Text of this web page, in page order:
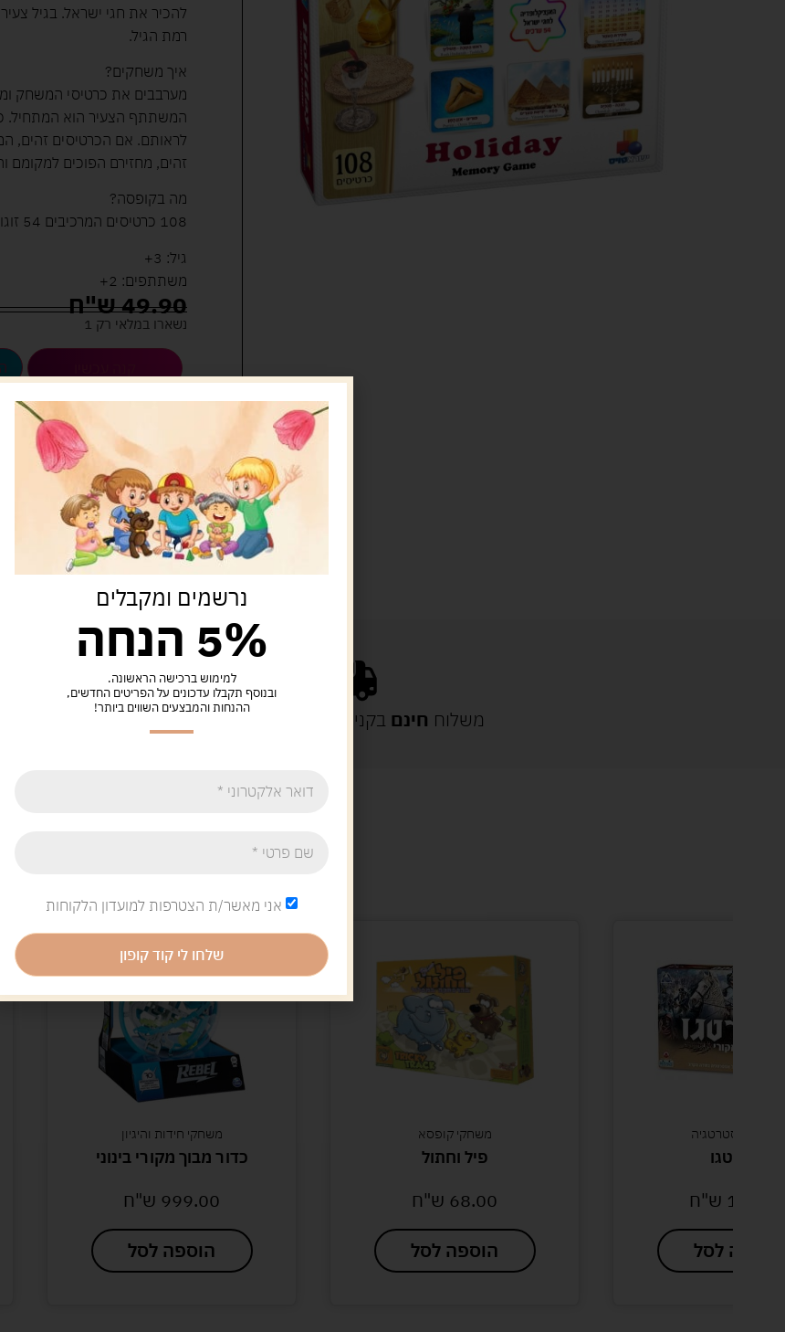
להכיר את חגי ישראל. בגיל
רמת הגיל.
איך משחקים?
מערבבים את כרטיסי המשחק
המשתתף הצעיר הוא המתחיל.
לראותם. אם הכרטיסים זהים,
זהים, מחזירם הפוכים
מה בקופסה?
108 כרטיסים המרכיבים 54 זוגות כרטיסים.
גיל: 3+
משתתפים: 2+
49.90ש"ח
נשארו במלאי רק 1
לארוז את המוצר באריזת
מעל 329 ש"ח, משלוח עם שליח עד הבית חינם! – 0 ₪
משלוח עם שליח עד הבית: 29 ש"ח
זמן אספקה: עד 4 ימי עסקים.
איסוף עצמי: מ"ביתר טויס" רחוב בניין דוד 18, ביתר עילית.
משלוח חינם בקנייה מעל 329 ש"ח
מוצרים קשורים
משחקי אסטרטגיה
סטרטגו
149.00 ש"ח
הוספה לסל
משחקי קופסא
פיל וחתול
68.00 ש"ח
הוספה לסל
משחקי חידות והיגיון
כדור מבוך מקורי בינוני
999.00 ש"ח
הוספה לסל
נרשמים ומקבלים
5% הנחה
למימוש ברכישה הראשונה.
ובנוסף תקבלו עדכונים על הפריטים החדשים,
ההנחות והמבצעים השווים ביותר!
אני מאשר/ת הצטרפות למועדון הלקוחות
שלחו לי קוד קופון